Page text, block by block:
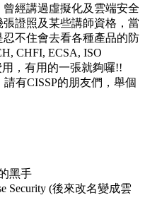
經講過虛擬化及雲端安全
張證照及某些講師資格，當
不住會去看各種產品的防
CHFI, ECSA, ISO
，有用的一張就夠囉!!
有CISSP的朋友們，舉個
黑手
Security (後來改名變成雲